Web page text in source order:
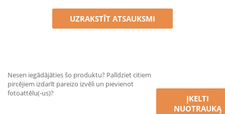
UZRAKSTĪT ATSAUKSMI
Nesen iegādājāties šo produktu? Palīdziet citiem
pircējiem izdarīt pareizo izvēli un pievienot
fotoattēlu(-us)?
ĮKELTI
NUOTRAUKĄ